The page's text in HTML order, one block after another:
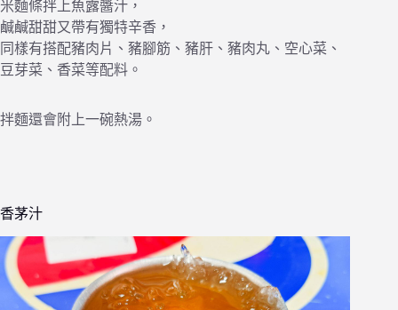
米麵條拌上魚露醬汁，
鹹鹹甜甜又帶有獨特辛香，
同樣有搭配豬肉片、豬腳筋、豬肝、豬肉丸、空心菜、
豆芽菜、香菜等配料。
拌麵還會附上一碗熱湯。
香茅汁